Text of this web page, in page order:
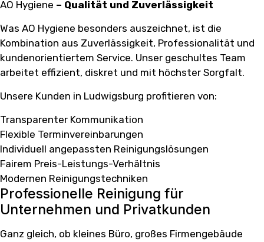
AO Hygiene – Qualität und Zuverlässigkeit
Was AO Hygiene besonders auszeichnet, ist die
Kombination aus Zuverlässigkeit, Professionalität und
kundenorientiertem Service. Unser geschultes Team
arbeitet effizient, diskret und mit höchster Sorgfalt.
Unsere Kunden in Ludwigsburg profitieren von:
Transparenter Kommunikation
Flexible Terminvereinbarungen
Individuell angepassten Reinigungslösungen
Fairem Preis-Leistungs-Verhältnis
Modernen Reinigungstechniken
Professionelle Reinigung für
Unternehmen und Privatkunden
Ganz gleich, ob kleines Büro, großes Firmengebäude